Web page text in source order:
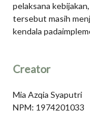
pelaksana
tersebut masih
kendala
Creator
Mia Azqia Syaputri
NPM: 1974201033